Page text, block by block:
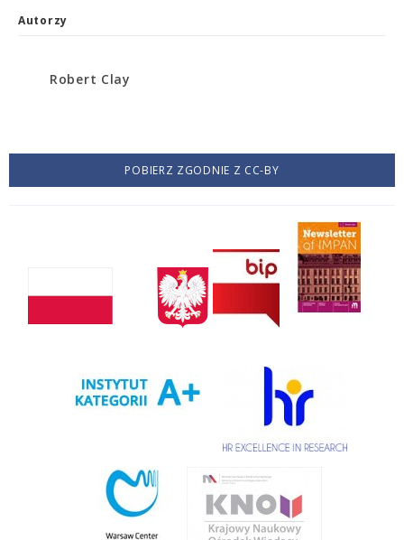
Autorzy
Robert Clay
POBIERZ ZGODNIE Z CC-BY